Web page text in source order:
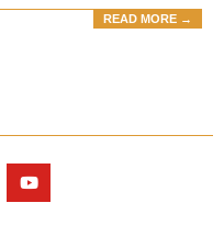
READ MORE →